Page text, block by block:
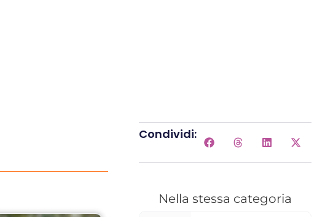
Condividi:
Nella stessa categoria